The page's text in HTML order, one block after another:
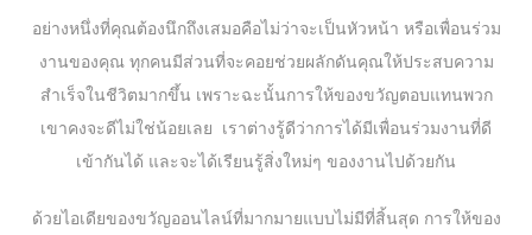
อย่างหนึ่งที่คุณต้องนึกถึงเสมอคือไม่ว่าจะเป็นหัวหน้า หรือเพื่อนร่วม
งานของคุณ ทุกคนมีส่วนที่จะคอยช่วยผลักดันคุณให้ประสบความ
สำเร็จในชีวิตมากขึ้น เพราะฉะนั้นการให้ของขวัญตอบแทนพวก
เขาคงจะดีไม่ใช่น้อยเลย เราต่างรู้ดีว่าการได้มีเพื่อนร่วมงานที่ดี
เข้ากันได้ และจะได้เรียนรู้สิ่งใหม่ๆ ของงานไปด้วยกัน
ด้วยไอเดียของขวัญออนไลน์ที่มากมายแบบไม่มีที่สิ้นสุด การให้ของ